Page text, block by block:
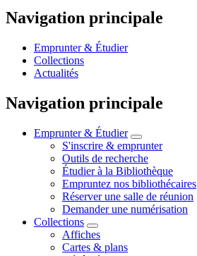
Navigation principale
Emprunter & Étudier
Collections
Actualités
Navigation principale
Emprunter & Étudier
S'inscrire & emprunter
Outils de recherche
Étudier à la Bibliothèque
Empruntez nos bibliothécaires
Réserver une salle de réunion
Demander une numérisation
Collections
Affiches
Cartes & plans